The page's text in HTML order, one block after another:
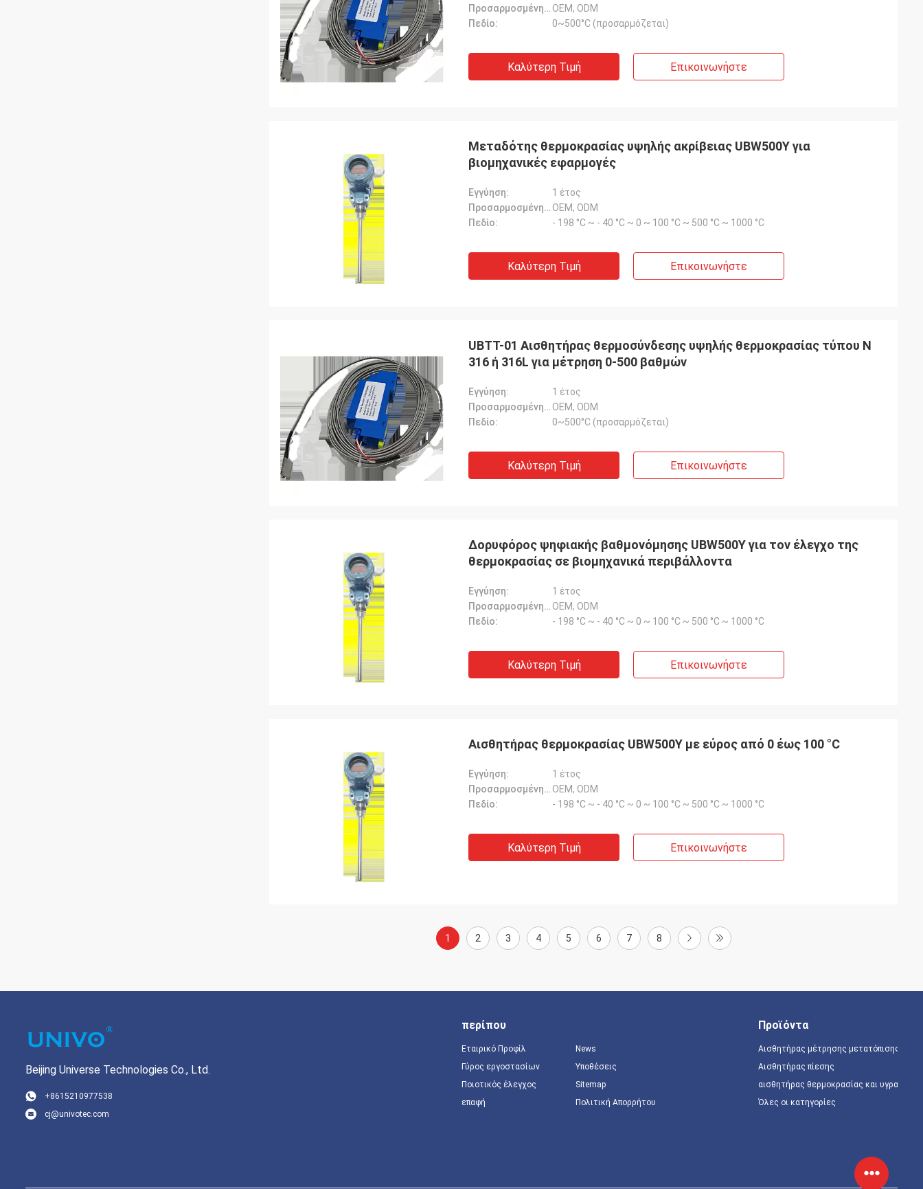
Προσαρμοσμένη υποστήριξη: OEM, ODM
Πεδίο:
0~500°C (προσαρμόζεται)
Καλύτερη Τιμή Επικοινωνήστε
Μεταδότης θερμοκρασίας υψηλής ακρίβειας UBW500Y για
βιομηχανικές εφαρμογές
Εγγύηση:
1 έτος
Προσαρμοσμένη υποστήριξη: OEM, ODM
Πεδίο:
- 198 °C ~ - 40 °C ~ 0 ~ 100 °C ~ 500 °C ~ 1000 °C
Καλύτερη Τιμή Επικοινωνήστε
UBTT-01 Αισθητήρας θερμοσύνδεσης υψηλής θερμοκρασίας τύπου N
316 ή 316L για μέτρηση 0-500 βαθμών
Εγγύηση:
1 έτος
Προσαρμοσμένη υποστήριξη: OEM, ODM
Πεδίο:
0~500°C (προσαρμόζεται)
Καλύτερη Τιμή Επικοινωνήστε
Δορυφόρος ψηφιακής βαθμονόμησης UBW500Y για τον έλεγχο της
θερμοκρασίας σε βιομηχανικά περιβάλλοντα
Εγγύηση:
1 έτος
Προσαρμοσμένη υποστήριξη: OEM, ODM
Πεδίο:
- 198 °C ~ - 40 °C ~ 0 ~ 100 °C ~ 500 °C ~ 1000 °C
Καλύτερη Τιμή Επικοινωνήστε
Αισθητήρας θερμοκρασίας UBW500Y με εύρος από 0 έως 100 °C
Εγγύηση:
1 έτος
Προσαρμοσμένη υποστήριξη: OEM, ODM
Πεδίο:
- 198 °C ~ - 40 °C ~ 0 ~ 100 °C ~ 500 °C ~ 1000 °C
Καλύτερη Τιμή Επικοινωνήστε
1 2 3 4 5 6 7 8
Beijing Universe Technologies Co., Ltd.
+8615210977538
cj@univotec.com
περίπου
Εταιρικό Προφίλ
Γύρος εργοστασίων
Ποιοτικός έλεγχος
επαφή
News
Υποθέσεις
Sitemap
Πολιτική Απορρήτου
Προϊόντα
Αισθητήρας μέτρησης μετατόπισης
Αισθητήρας πίεσης
αισθητήρας θερμοκρασίας και υγρασίας
Όλες οι κατηγορίες